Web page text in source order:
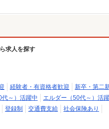
求人を探す
経験者・有資格者歓迎
新卒・第二
代～）活躍中
エルダー（50代～）活
登録制 交通費支給
社会保険あり